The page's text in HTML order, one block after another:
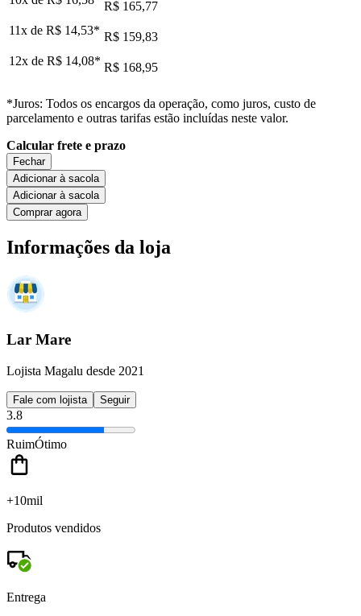
R$ 165,77
11x de R$ 14,53* R$ 159,83
12x de R$ 14,08* R$ 168,95
*Juros: Todos os encargos da operação, como juros, custo de
parcelamento e outras tarifas estão incluídas neste valor.
Calcular frete e prazo
Fechar
Adicionar à sacola
Adicionar à sacola
Comprar agora
Informações da loja
Lar Mare
Lojista Magalu desde 2021
Fale com lojista Seguir
3.8
RuimÓtimo
+10mil
Produtos vendidos
Entrega